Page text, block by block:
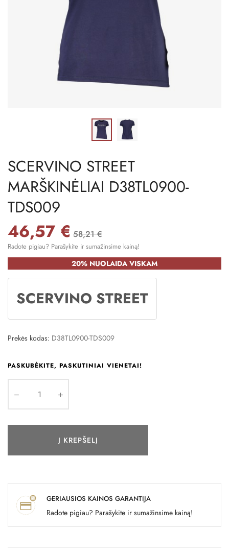
SCERVINO STREET
MARŠKINĖLIAI D38TL0900-
TDS009
46,57 € 58,21 €
Radote pigiau? Parašykite ir sumažinsime kainą!
20% NUOLAIDA VISKAM
SCERVINO STREET
Prekės kodas: D38TL0900-TDS009
PASKUBĖKITE, PASKUTINIAI VIENETAI!
Į KREPŠELĮ
GERIAUSIOS KAINOS GARANTIJA
Radote pigiau? Parašykite ir sumažinsime kainą!